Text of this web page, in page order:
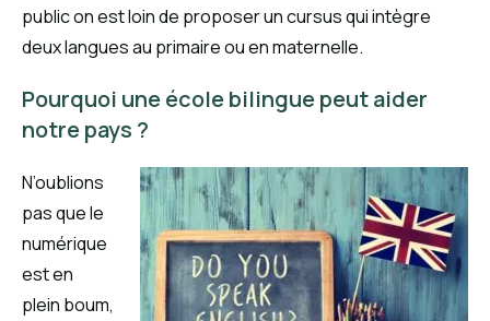
public on est loin de proposer un cursus qui intègre
deux langues au primaire ou en maternelle.
Pourquoi une école bilingue peut aider
notre pays ?
N’oublions
pas que le
numérique
est en
plein boum,